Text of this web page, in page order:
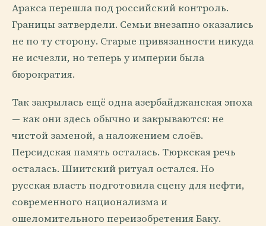
Аракса перешла под российский контроль.
Границы затвердели. Семьи внезапно оказались
не по ту сторону. Старые привязанности никуда
не исчезли, но теперь у империи была
бюрократия.
Так закрылась ещё одна азербайджанская эпоха
— как они здесь обычно и закрываются: не
чистой заменой, а наложением слоёв.
Персидская память осталась. Тюркская речь
осталась. Шиитский ритуал остался. Но
русская власть подготовила сцену для нефти,
современного национализма и
ошеломительного переизобретения Баку.